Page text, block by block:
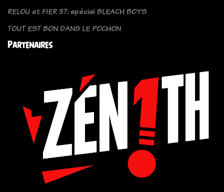
RELOU et FIER 37: spécial BLEACH BOYS
TOUT EST BON DANS LE POCHON
Partenaires